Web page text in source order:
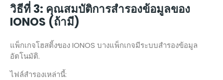
วิธีที่ 3: คุณสมบัติการสำรองข้อมูลของ
IONOS (ถ้ามี)
แพ็กเกจโฮสติ้งของ IONOS บางแพ็กเกจมีระบบสำรองข้อมูล
อัตโนมัติ.
ไฟล์สำรองเหล่านี้: